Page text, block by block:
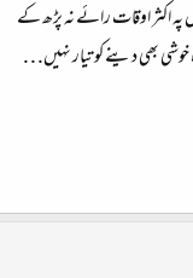
اکثر اوقات رائے نہ پڑھ کے
بھی دینے کو تیار نہیں. . .